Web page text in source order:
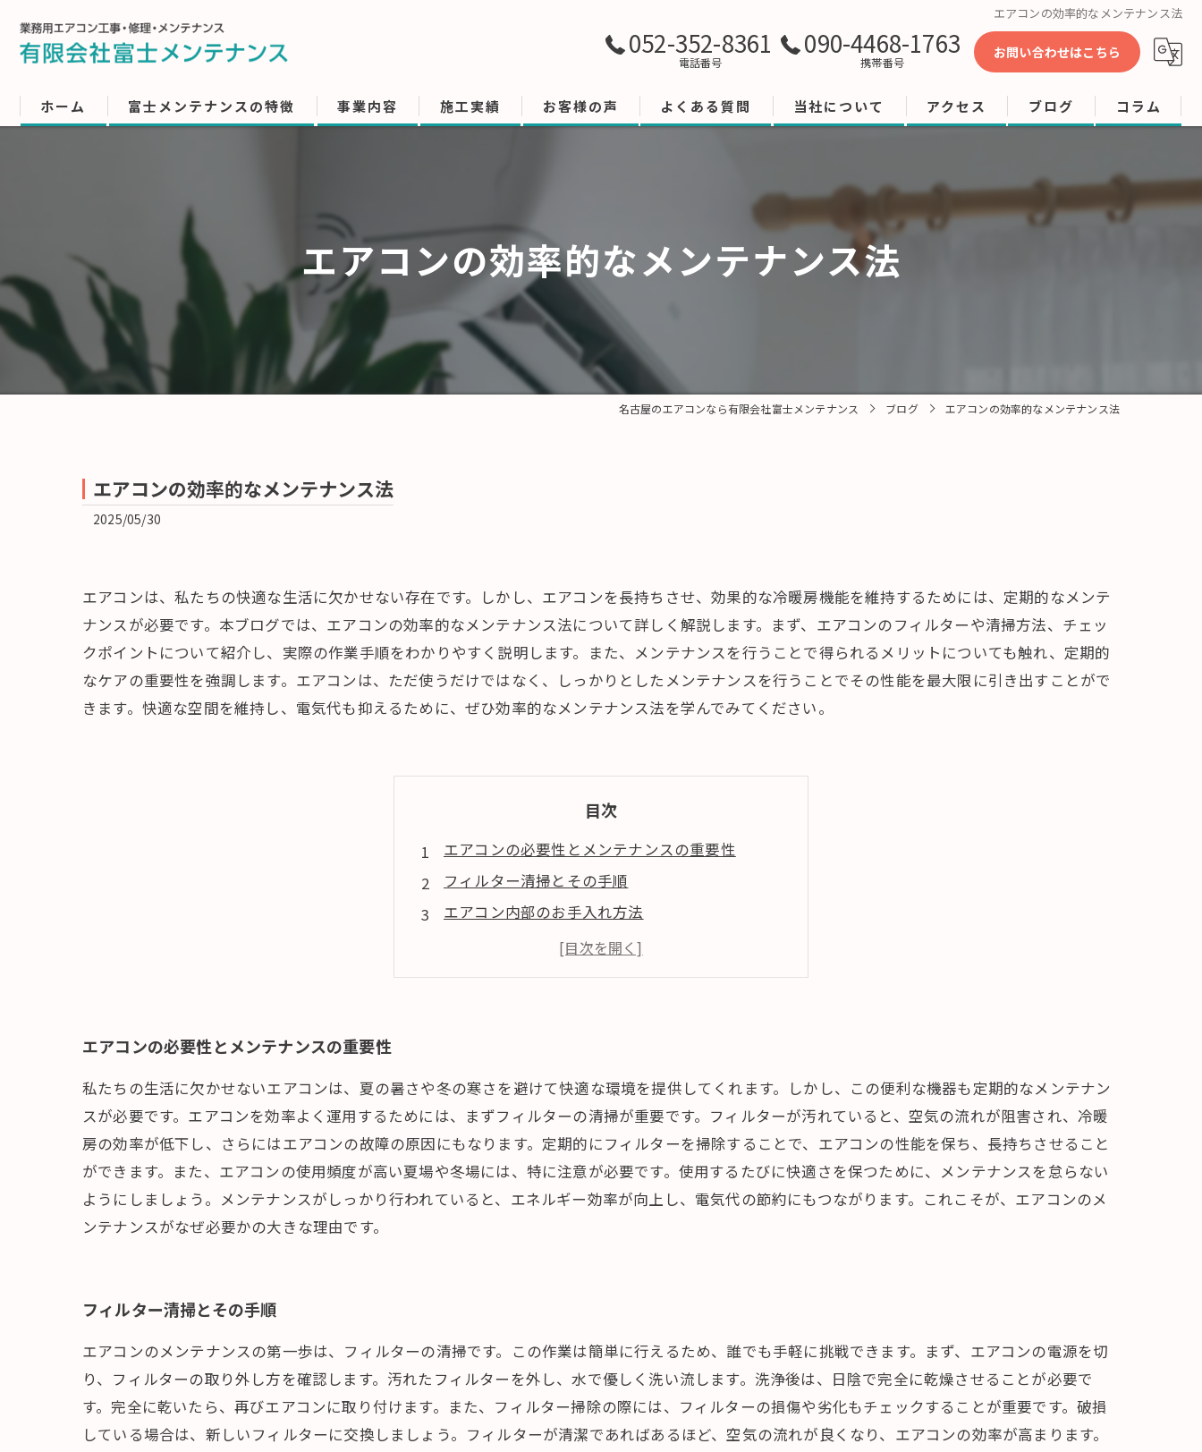
エアコンの効率的なメンテナンス法
052-352-8361
電話番号
090-4468-1763
携帯番号
お問い合わせはこちら
ホーム 富士メンテナンスの特徴 事業内容 施工実績 お客様の声 よくある質問 当社について
店舗
アクセス ブログ コラム
エアコンの効率的なメンテナンス法
名古屋のエアコンなら有限会社富士メンテナンス ブログ エアコンの効率的なメンテナンス法
エアコンの効率的なメンテナンス法
2025/05/30
エアコンは、私たちの快適な生活に欠かせない存在です。しかし、エアコンを長持ちさせ、効果的な冷暖房機能を維持するためには、定期的なメンテ
ナンスが必要です。本ブログでは、エアコンの効率的なメンテナンス法について詳しく解説します。まず、エアコンのフィルターや清掃方法、チェッ
クポイントについて紹介し、実際の作業手順をわかりやすく説明します。また、メンテナンスを行うことで得られるメリットについても触れ、定期的
なケアの重要性を強調します。エアコンは、ただ使うだけではなく、しっかりとしたメンテナンスを行うことでその性能を最大限に引き出すことがで
きます。快適な空間を維持し、電気代も抑えるために、ぜひ効率的なメンテナンス法を学んでみてください。
目次
エアコンの必要性とメンテナンスの重要性
フィルター清掃とその手順
エアコン内部のお手入れ方法
エアコンメンテナンスのメリット
まとめ: 効率的なエアコンケアを実践しよう
エアコンの必要性とメンテナンスの重要性
私たちの生活に欠かせないエアコンは、夏の暑さや冬の寒さを避けて快適な環境を提供してくれます。しかし、この便利な機器も定期的なメンテナン
スが必要です。エアコンを効率よく運用するためには、まずフィルターの清掃が重要です。フィルターが汚れていると、空気の流れが阻害され、冷暖
房の効率が低下し、さらにはエアコンの故障の原因にもなります。定期的にフィルターを掃除することで、エアコンの性能を保ち、長持ちさせること
ができます。また、エアコンの使用頻度が高い夏場や冬場には、特に注意が必要です。使用するたびに快適さを保つために、メンテナンスを怠らない
ようにしましょう。メンテナンスがしっかり行われていると、エネルギー効率が向上し、電気代の節約にもつながります。これこそが、エアコンのメ
ンテナンスがなぜ必要かの大きな理由です。
フィルター清掃とその手順
エアコンのメンテナンスの第一歩は、フィルターの清掃です。この作業は簡単に行えるため、誰でも手軽に挑戦できます。まず、エアコンの電源を切
り、フィルターの取り外し方を確認します。汚れたフィルターを外し、水で優しく洗い流します。洗浄後は、日陰で完全に乾燥させることが必要で
す。完全に乾いたら、再びエアコンに取り付けます。また、フィルター掃除の際には、フィルターの損傷や劣化もチェックすることが重要です。破損
している場合は、新しいフィルターに交換しましょう。フィルターが清潔であればあるほど、空気の流れが良くなり、エアコンの効率が高まります。